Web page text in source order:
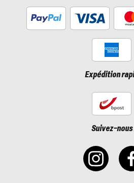
Expédition
Suivez-nous